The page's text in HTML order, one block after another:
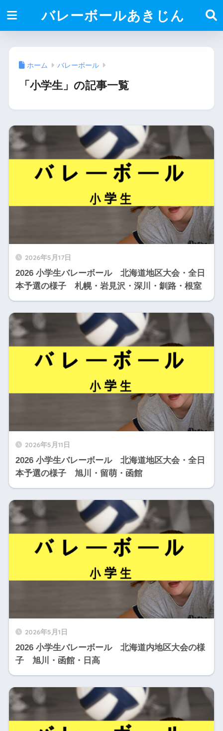
バレーボールあきじん
ホーム バレーボール
「小学生」の記事一覧
2026年5月17日
2026 小学生バレーボール 北海道地区大会・全日
本予選の様子 札幌・岩見沢・深川・釧路・根室
2026年5月11日
2026 小学生バレーボール 北海道地区大会・全日
本予選の様子 旭川・留萌・函館
2026年5月1日
2026 小学生バレーボール 北海道内地区大会の様
子 旭川・函館・日高